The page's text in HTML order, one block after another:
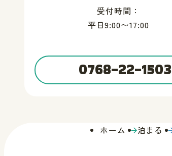
受付時間：
平日9:00〜17:00
0768-22-1503
ホーム 泊まる